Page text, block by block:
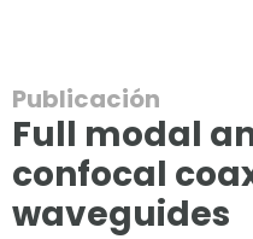
Publicación
Full modal
confocal
waveguides